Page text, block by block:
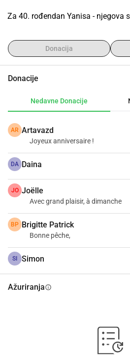
Za 40. rođendan Yanisa - njegova
Donacija
Donacije
Nedavne Donacije
AR Artavazd
Joyeux anniversaire !
DA Daina
JO Joëlle
Avec grand plaisir, à dimanche
BP Brigitte Patrick
Bonne pêche,
SI Simon
Ažuriranjainfo